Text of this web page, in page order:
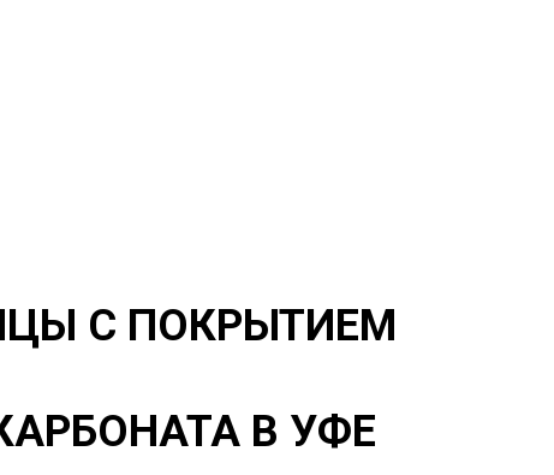
С ПОКРЫТИЕМ
В УФЕ